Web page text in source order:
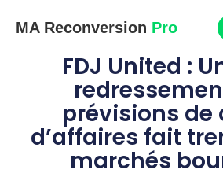
MA Reconversion Pro
FDJ United :
prévisions de
d’affaires fait
marchés